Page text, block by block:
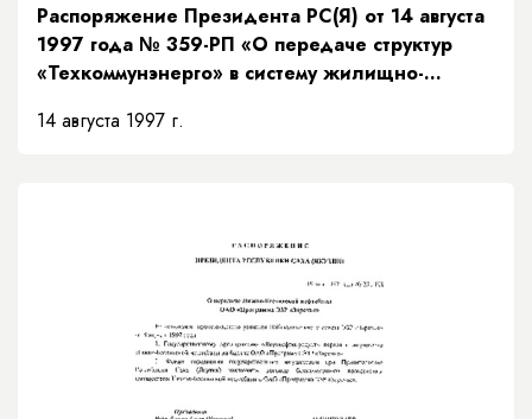
Распоряжение Президента РС(Я) от 14 августа
1997 года № 359-РП «О передаче структур
«Техкоммунэнерго» в систему жилищно-
14 августа 1997 г.